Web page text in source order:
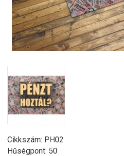
Cikkszám: PH02
Hűségpont: 50